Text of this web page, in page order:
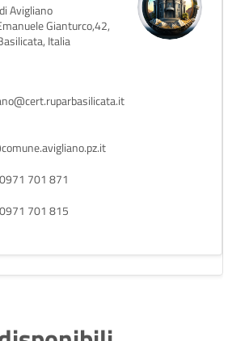
Avigliano
Gianturco,42,
Italia
701 871
701 815